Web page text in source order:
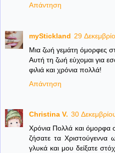
Απάντηση
myStickland 29
Μια ζωή γεμάτη όμορφες
Αυτή τη ζωή εύχομαι για
φιλιά και χρόνια πολλά!
Απάντηση
Christina V. 30
Χρόνια Πολλά και όμορφα
ζήσατε τα Χριστούγεννα
γλυκά και μου δείξατε